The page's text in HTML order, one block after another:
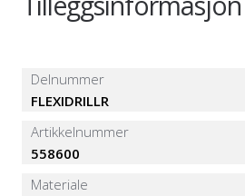
Delnummer
FLEXIDRILLR
Artikkelnummer
558600
Materiale